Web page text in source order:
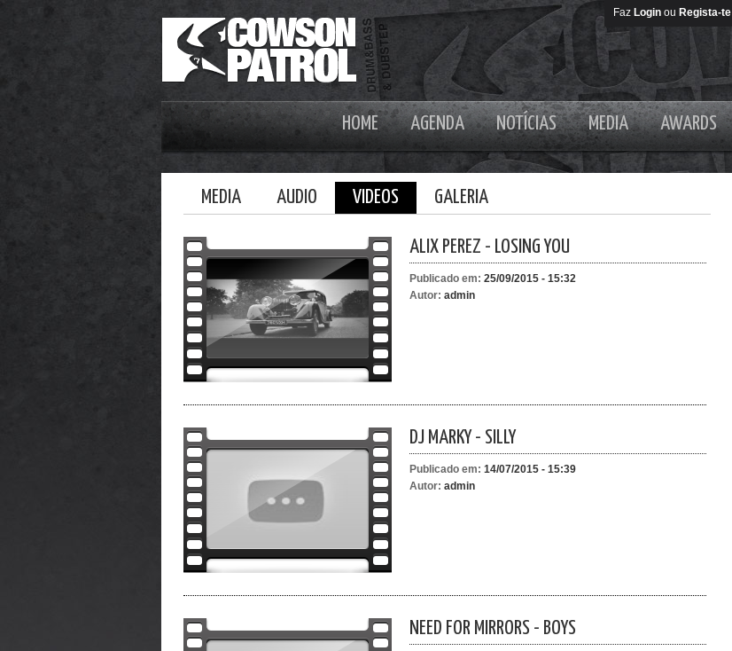
Faz Login ou Regista-te
HOME AGENDA NOTÍCIAS MEDIA AWARDS
MEDIA AUDIO VIDEOS GALERIA
ALIX PEREZ - LOSING YOU
Publicado em: 25/09/2015 - 15:32
Autor: admin
DJ MARKY - SILLY
Publicado em: 14/07/2015 - 15:39
Autor: admin
NEED FOR MIRRORS - BOYS